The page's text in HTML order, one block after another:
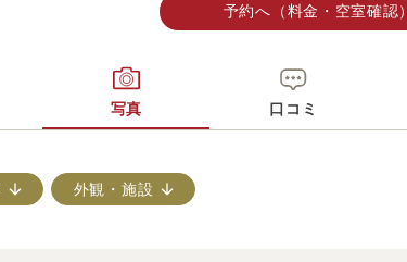
予約へ（料金・空室確認）
写真 口コミ
外観・施設